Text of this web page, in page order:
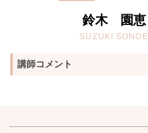
鈴木 園恵
SUZUKI SONOE
講師コメント